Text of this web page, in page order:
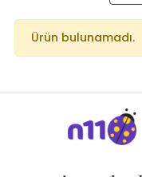
Ürün bulunamadı.